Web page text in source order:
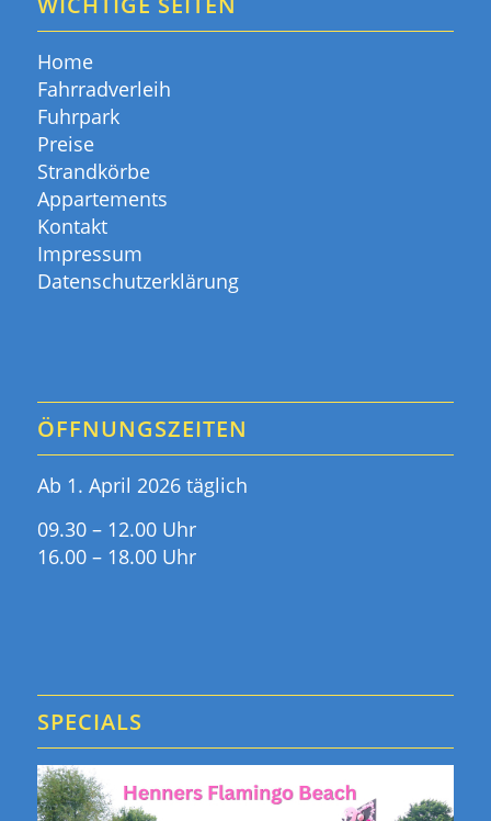
Home
Fahrradverleih
Fuhrpark
Preise
Strandkörbe
Appartements
Kontakt
Impressum
Datenschutzerklärung
ÖFFNUNGSZEITEN
Ab 1. April 2026 täglich
09.30 – 12.00 Uhr
16.00 – 18.00 Uhr
SPECIALS